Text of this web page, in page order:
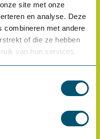
site met onze
en analyse. Deze
combineren met andere
of die ze hebben
van hun services.